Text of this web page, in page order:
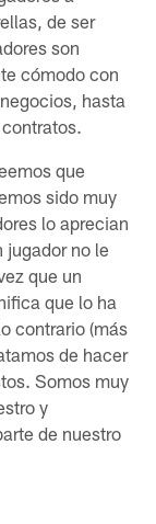
de ser
son
cómodo con
hasta
que
sido muy
lo aprecian
no le
que un
que lo ha
contrario (más
de hacer
Somos muy
y
de nuestro